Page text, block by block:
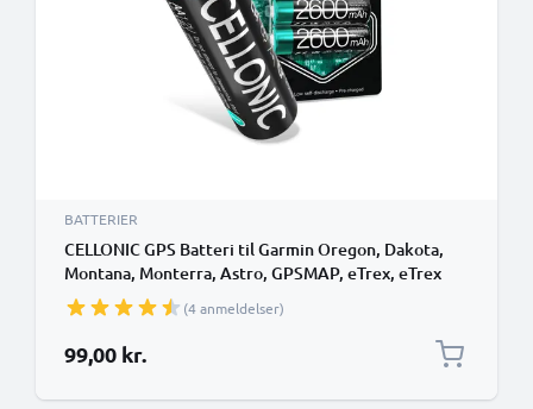
BATTERIER
CELLONIC GPS Batteri til Garmin Oregon, Dakota,
Montana, Monterra, Astro, GPSMAP, eTrex, eTrex
Touch, Approach 2x 2600mAh SatNav nyt
Navigationsbatteri
(4 anmeldelser)
99,00 kr.